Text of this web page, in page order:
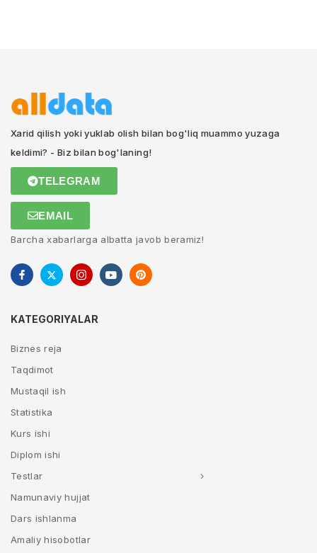
Xarid qilish yoki yuklab olish bilan bog'liq muammo yuzaga
keldimi? - Biz bilan bog'laning!
TELEGRAM
EMAIL
Barcha xabarlarga albatta javob beramiz!
KATEGORIYALAR
Biznes reja
Taqdimot
Mustaqil ish
Statistika
Kurs ishi
Diplom ishi
Testlar
Namunaviy hujjat
Dars ishlanma
Amaliy hisobotlar